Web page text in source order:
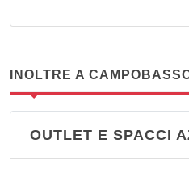
INOLTRE A
OUTLET E SPACCI